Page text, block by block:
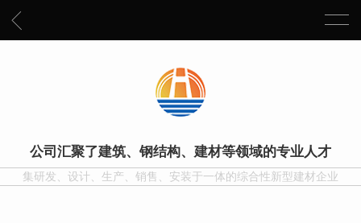
公司汇聚了建筑、钢结构、建材等领域的专业人才
集研发、设计、生产、销售、安装于一体的综合性新型建材企业